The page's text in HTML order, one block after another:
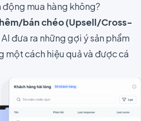
động mua hàng không?
bán chéo (Upsell/Cross-
đưa ra những gợi ý sản phẩm
một cách hiệu quả và được cá